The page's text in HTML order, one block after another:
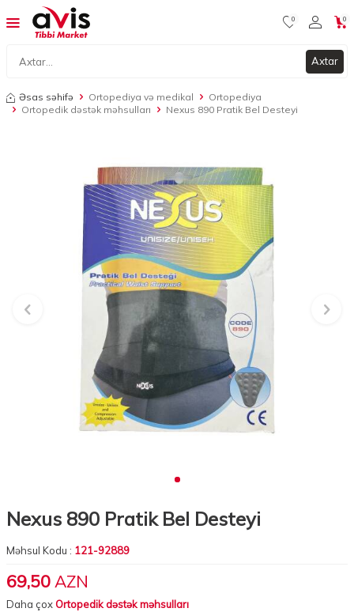
Axtar
0 0
Əsas səhifə Ortopediya və medikal
Ortopediya
Ortopedik dəstək məhsulları
Nexus 890 Pratik Bel Desteyi
Nexus 890 Pratik Bel Desteyi
Məhsul Kodu : 121-92889
69,50 AZN
Daha çoxOrtopedik dəstək məhsulları